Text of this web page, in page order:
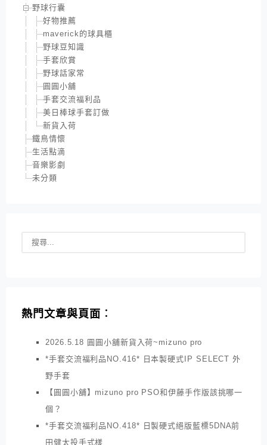
野球行囊
好物推薦
maverick的球具櫃
野球豆知識
手套欣賞
野球話家常
圓圓小舖
手套交流福利品
美日棒球手套訂做
新貨入荷
鐵鳥情懷
生活點滴
音樂影劇
未分類
熱門文章與頁面︰
2026.5.18 圓圓小舖新貨入荷~mizuno pro
*手套交流福利品NO.416* 日本製硬式IP SELECT 外
野手套
【圓圓小舖】mizuno pro PSO和伊藤手作版該挑哪一
個？
*手套交流福利品NO.418* 日製硬式絕版藍標5DNA前
田健太投手式樣